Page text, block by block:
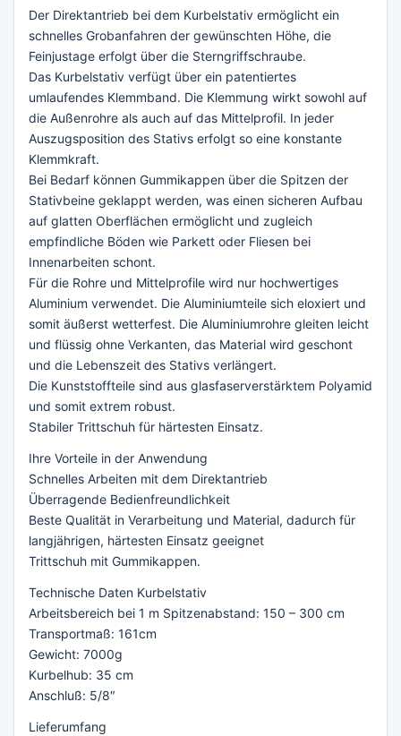
Der Direktantrieb bei dem Kurbelstativ ermöglicht ein
schnelles Grobanfahren der gewünschten Höhe, die
Feinjustage erfolgt über die Sterngriffschraube.
Das Kurbelstativ verfügt über ein patentiertes
umlaufendes Klemmband. Die Klemmung wirkt sowohl auf
die Außenrohre als auch auf das Mittelprofil. In jeder
Auszugsposition des Stativs erfolgt so eine konstante
Klemmkraft.
Bei Bedarf können Gummikappen über die Spitzen der
Stativbeine geklappt werden, was einen sicheren Aufbau
auf glatten Oberflächen ermöglicht und zugleich
empfindliche Böden wie Parkett oder Fliesen bei
Innenarbeiten schont.
Für die Rohre und Mittelprofile wird nur hochwertiges
Aluminium verwendet. Die Aluminiumteile sich eloxiert und
somit äußerst wetterfest. Die Aluminiumrohre gleiten leicht
und flüssig ohne Verkanten, das Material wird geschont
und die Lebenszeit des Stativs verlängert.
Die Kunststoffteile sind aus glasfaserverstärktem Polyamid
und somit extrem robust.
Stabiler Trittschuh für härtesten Einsatz.
Ihre Vorteile in der Anwendung
Schnelles Arbeiten mit dem Direktantrieb
Überragende Bedienfreundlichkeit
Beste Qualität in Verarbeitung und Material, dadurch für
langjährigen, härtesten Einsatz geeignet
Trittschuh mit Gummikappen.
Technische Daten Kurbelstativ
Arbeitsbereich bei 1 m Spitzenabstand: 150 – 300 cm
Transportmaß: 161cm
Gewicht: 7000g
Kurbelhub: 35 cm
Anschluß: 5/8″
Lieferumfang